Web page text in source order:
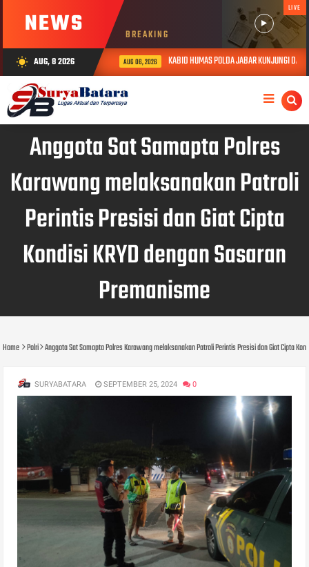
NEWS BREAKING
LIVE
wb_sunny AUG, 8 2026 AUG 06, 2026 KABID HUMAS POLDA JABAR KUNJUNGI DAN
Anggota Sat Samapta Polres
Karawang melaksanakan Patroli
Perintis Presisi dan Giat Cipta
Kondisi KRYD dengan Sasaran
Premanisme
Home Polri Anggota Sat Samapta Polres Karawang melaksanakan Patroli Perintis Presisi dan Giat Cipta
SURYABATARA SEPTEMBER 25, 2024 0